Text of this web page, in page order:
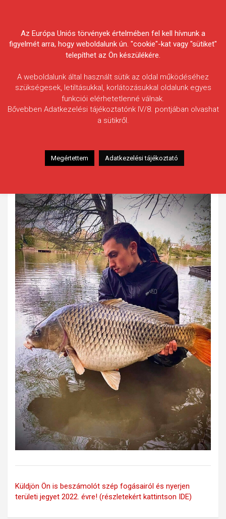
Egyesületek Szövetsége
Szappanos Norman
Halfaj: Ponty
Fogott hal adatai: 17,80 kg
Küldjön Ön is beszámolót szép fogásairól és nyerjen
területi jegyet 2022. évre! (részletekért kattintson IDE)
Az Európa Uniós törvények értelmében fel kell hívnunk a
figyelmét arra, hogy weboldalunk ún. "cookie"-kat vagy "sütiket"
telepíthet az Ön készülékére.
A weboldalunk által használt sütik az oldal működéséhez
szükségesek, letiltásukkal, korlátozásukkal oldalunk egyes
funkciói elérhetetlenné válnak.
Bővebben Adatkezelési tájékoztatónk IV/8. pontjában olvashat
a sütikről.
Megértettem Adatkezelési tájékoztató